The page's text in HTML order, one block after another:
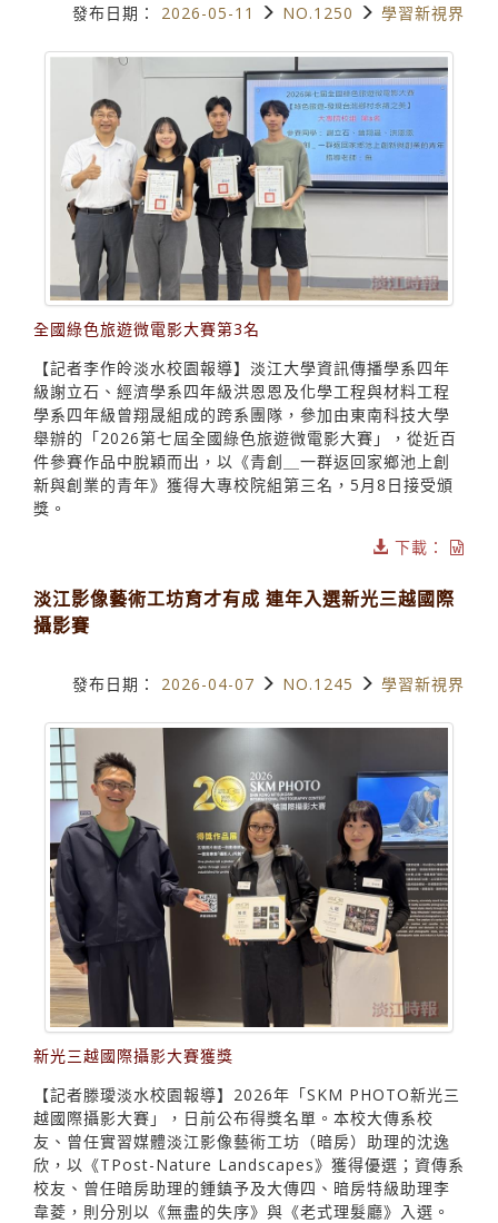
發布日期： 2026-05-11 NO.1250 學習新視界
全國綠色旅遊微電影大賽第3名
【記者李作皊淡水校園報導】淡江大學資訊傳播學系四年
級謝立石、經濟學系四年級洪恩恩及化學工程與材料工程
學系四年級曾翔晟組成的跨系團隊，參加由東南科技大學
舉辦的「2026第七屆全國綠色旅遊微電影大賽」，從近百
件參賽作品中脫穎而出，以《青創＿一群返回家鄉池上創
新與創業的青年》獲得大專校院組第三名，5月8日接受頒
獎。
下載：
淡江影像藝術工坊育才有成 連年入選新光三越國際
攝影賽
發布日期： 2026-04-07 NO.1245 學習新視界
新光三越國際攝影大賽獲獎
【記者滕璦淡水校園報導】2026年「SKM PHOTO新光三
越國際攝影大賽」，日前公布得獎名單。本校大傳系校
友、曾任實習媒體淡江影像藝術工坊（暗房）助理的沈逸
欣，以《TPost-Nature Landscapes》獲得優選；資傳系
校友、曾任暗房助理的鍾鎮予及大傳四、暗房特級助理李
韋菱，則分別以《無盡的失序》與《老式理髮廳》入選。